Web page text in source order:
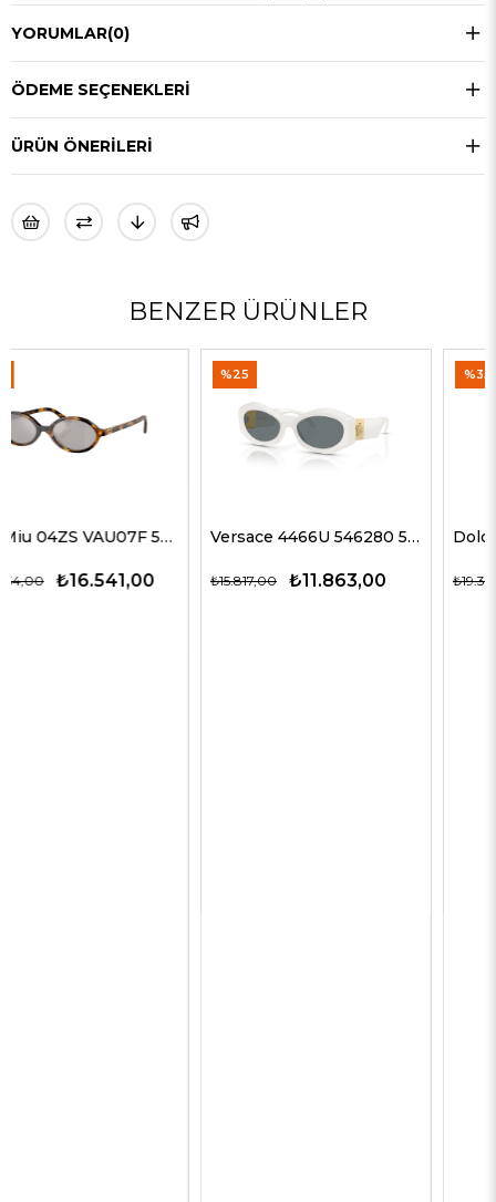
YORUMLAR(0)
ÖDEME SEÇENEKLERI
ÜRÜN ÖNERILERI
BENZER ÜRÜNLER
Versace 4466U 546280 54 G Kadın Güneş Gözlükleri
₺11.863,00
₺15.817,00
Dolce Gabbana 4469 501/87 59 G Kadın Güneş Gözlükleri
₺12.563,00
₺19.327,00